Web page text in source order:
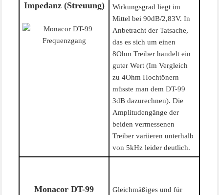
Impedanz (Streuung)
Wirkungsgrad liegt im
Mittel bei 90dB/2,83V. In
Anbetracht der Tatsache,
das es sich um einen
8Ohm Treiber handelt ein
guter Wert (Im Vergleich
zu 4Ohm Hochtönern
müsste man dem DT-99
3dB dazurechnen). Die
Amplitudengänge der
beiden vermessenen
Treiber variieren unterhalb
von 5kHz leider deutlich.
Monacor DT-99
Gleichmäßiges und für